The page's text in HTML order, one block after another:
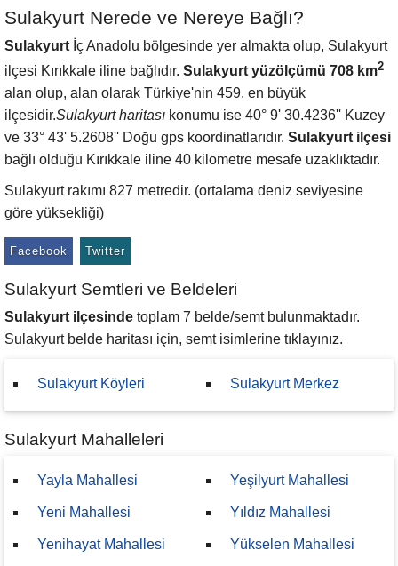
Sulakyurt Nerede ve Nereye Bağlı?
Sulakyurt İç Anadolu bölgesinde yer almakta olup, Sulakyurt
ilçesi Kırıkkale iline bağlıdır. Sulakyurt yüzölçümü 708 km2
alan olup, alan olarak Türkiye'nin 459. en büyük
ilçesidir.Sulakyurt haritası konumu ise 40° 9' 30.4236'' Kuzey
ve 33° 43' 5.2608'' Doğu gps koordinatlarıdır. Sulakyurt ilçesi
bağlı olduğu Kırıkkale iline 40 kilometre mesafe uzaklıktadır.
Sulakyurt rakımı 827 metredir. (ortalama deniz seviyesine
göre yüksekliği)
Facebook Twitter
Sulakyurt Semtleri ve Beldeleri
Sulakyurt ilçesinde toplam 7 belde/semt bulunmaktadır.
Sulakyurt belde haritası için, semt isimlerine tıklayınız.
Sulakyurt Köyleri Sulakyurt Merkez
Sulakyurt Mahalleleri
Yayla Mahallesi
Yeni Mahallesi
Yenihayat Mahallesi
Yeşilyurt Mahallesi
Yıldız Mahallesi
Yükselen Mahallesi